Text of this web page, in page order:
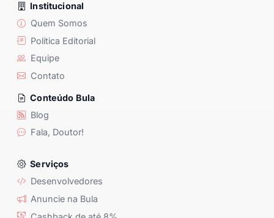
Institucional
Quem Somos
Política Editorial
Equipe
Contato
Conteúdo Bula
Blog
Fala, Doutor!
Serviços
Desenvolvedores
Anuncie na Bula